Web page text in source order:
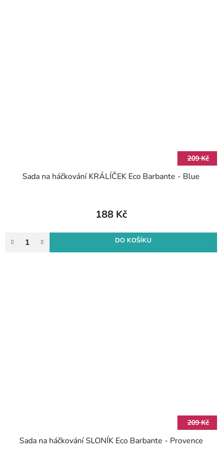
209 Kč
Sada na háčkování KRÁLÍČEK Eco Barbante - Blue
188 Kč
DO KOŠÍKU
209 Kč
Sada na háčkování SLONÍK Eco Barbante - Provence